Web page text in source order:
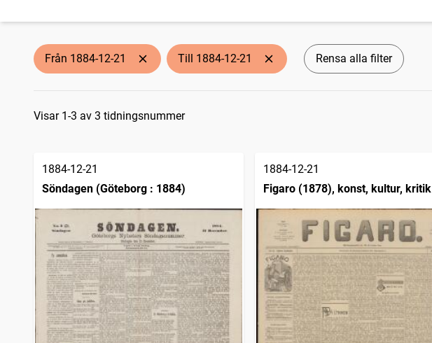
Från 1884-12-21 Till 1884-12-21 Rensa alla filter
Sökresultat
Visar 1-3 av 3 tidningsnummer
1884-12-21
Söndagen (Göteborg : 1884)
1884-12-21
Figaro (1878), konst, kultur, kritik